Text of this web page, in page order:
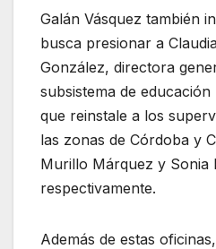
Galán Vásquez también
busca presionar a
González, directora
subsistema de
que reinstale a los
las zonas de Córdoba y
Murillo Márquez y Sonia
respectivamente.
Además de estas